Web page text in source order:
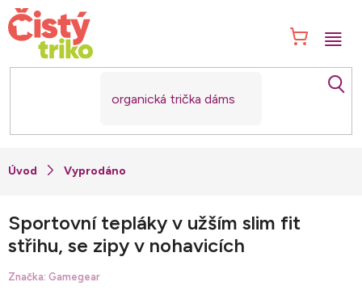
Přejít
na
obsah
Vyprodáno
Sportovní tepláky v užším slim fit
střihu, se zipy v nohavicích
Značka: Gamegear